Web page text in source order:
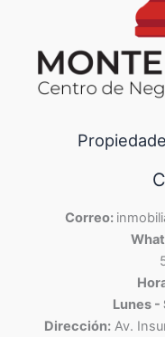
Julián Adame 175, Jesús
Correo:
Lunes -
Dirección: Av.